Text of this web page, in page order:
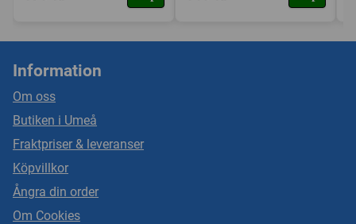
Information
Om oss
Butiken i Umeå
Fraktpriser & leveranser
Köpvillkor
Ångra din order
Om Cookies